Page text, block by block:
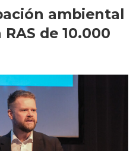
ambiental
de 10.000